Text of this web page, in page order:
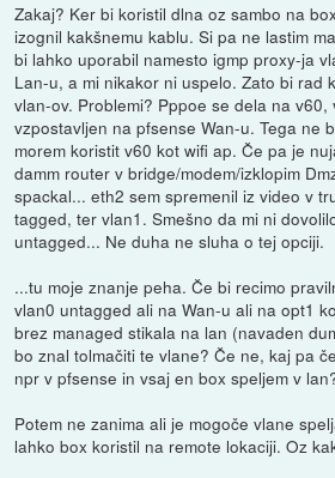
Zakaj? Ker bi koristil dlna oz sambo na
izognil kakšnemu kablu. Si pa ne lastim
bi lahko uporabil namesto igmp proxy-ja
Lan-u, a mi nikakor ni uspelo. Zato bi rad
vlan-ov. Problemi? Pppoe se dela na
vzpostavljen na pfsense Wan-u. Tega ne
morem koristit v60 kot wifi ap. Če pa je
damm router v bridge/modem/izklopim
spackal... eth2 sem spremenil iz video v
tagged, ter vlan1. Smešno da mi ni
untagged... Ne duha ne sluha o tej opciji.
...tu moje znanje peha. Če bi recimo
vlan0 untagged ali na Wan-u ali na opt1
brez managed stikala na lan (navaden
bo znal tolmačiti te vlane? Če ne, kaj pa
npr v pfsense in vsaj en box speljem v
Potem ne zanima ali je mogoče vlane
lahko box koristil na remote lokaciji. Oz